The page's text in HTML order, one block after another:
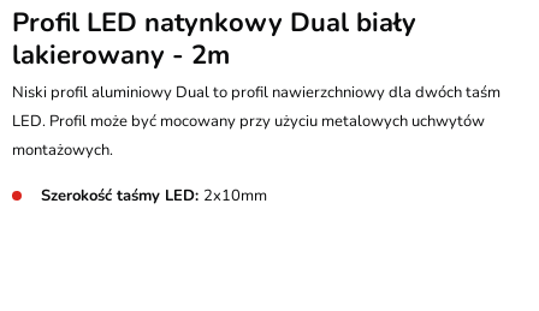
(od 1000 zł dla gabarytów, nie dotyczy produktów 3m)
Pobranie:
Poczta Polska Kurier 48H - 16 zł
Kurier GLS - 20 zł
Przesyłka Gabarytowa - 35 zł
Batalionów Chłopskich 12, 94-058 Łódź
506 336 320
kontakt@ledstyl.pl
Profil LED natynkowy Dual biały
lakierowany - 2m
Niski profil aluminiowy Dual to profil nawierzchniowy dla dwóch taśm
LED. Profil może być mocowany przy użyciu metalowych uchwytów
montażowych.
Szerokość taśmy LED: 2x10mm